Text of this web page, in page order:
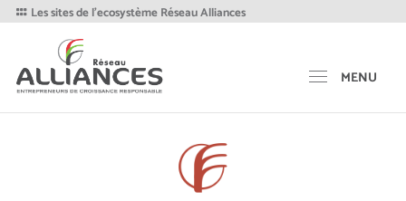
Les sites de l'ecosystème Réseau Alliances
MENU